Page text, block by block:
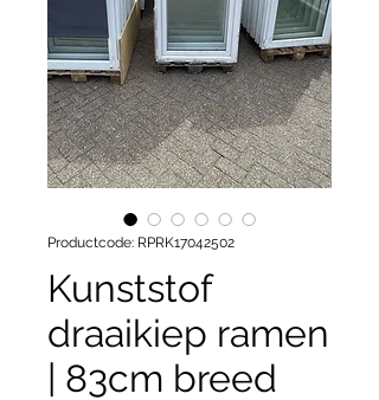
Productcode: RPRK17042502
Kunststof
draaikiep ramen
| 83cm breed